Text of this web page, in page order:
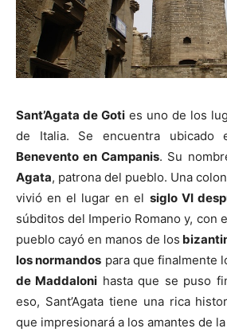
Sant’Agata de Goti es uno de los
de Italia. Se encuentra ubicado
Benevento en Campanis. Su
Agata, patrona del pueblo. Una
vivió en el lugar en el siglo VI
súbditos del Imperio Romano y, con
pueblo cayó en manos de los
los normandos para que finalmente
de Maddaloni hasta que se puso
eso, Sant’Agata tiene una rica
que impresionará a los amantes de